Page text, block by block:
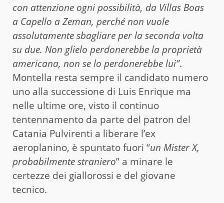
con attenzione ogni possibilità, da Villas Boas
a Capello a Zeman, perché non vuole
assolutamente sbagliare per la seconda volta
su due. Non glielo perdonerebbe la proprietà
americana, non se lo perdonerebbe lui”.
Montella resta sempre il candidato numero
uno alla successione di Luis Enrique ma
nelle ultime ore, visto il continuo
tentennamento da parte del patron del
Catania Pulvirenti a liberare l’ex
aeroplanino, è spuntato fuori “un Mister X,
probabilmente straniero” a minare le
certezze dei giallorossi e del giovane
tecnico.